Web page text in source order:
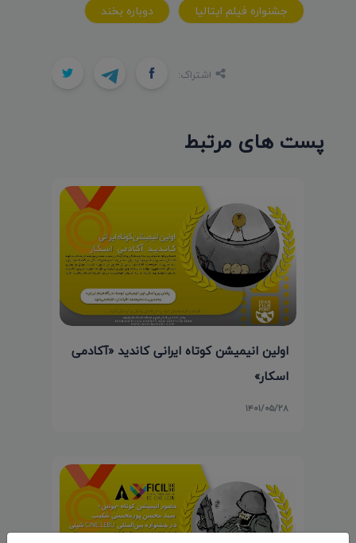
جشنواره فیلم ایتالیا
دوباره بخند
اشتراک:
پست های مرتبط
اولین انیمیشن کوتاه ایرانی کاندید «آکادمی
اسکار»
۱۴۰۱/۰۵/۲۸